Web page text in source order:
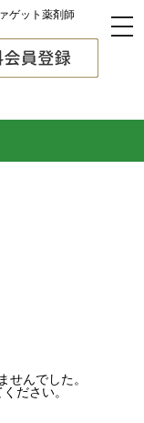
ゲット薬剤師
せんでした。
ださい。